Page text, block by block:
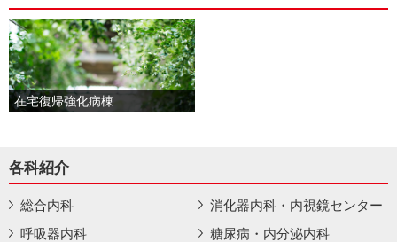
在宅復帰強化病棟
各科紹介
総合内科
消化器内科・内視鏡センター
呼吸器内科
糖尿病・内分泌内科